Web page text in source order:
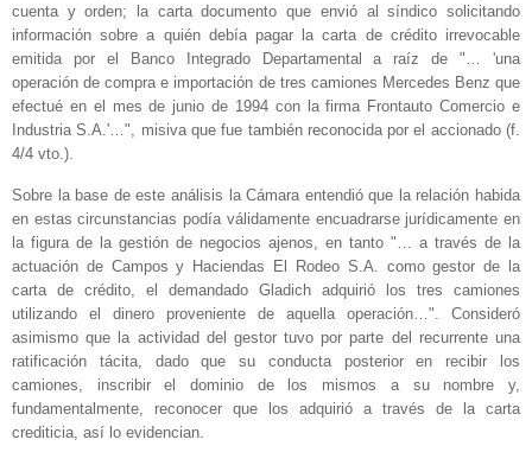
cuenta y orden; la carta documento que envió al síndico solicitando
información sobre a quién debía pagar la carta de crédito irrevocable
emitida por el Banco Integrado Departamental a raíz de "… 'una
operación de compra e importación de tres camiones Mercedes Benz que
efectué en el mes de junio de 1994 con la firma Frontauto Comercio e
Industria S.A.'…", misiva que fue también reconocida por el accionado (f.
4/4 vto.).
Sobre la base de este análisis la Cámara entendió que la relación habida
en estas circunstancias podía válidamente encuadrarse jurídicamente en
la figura de la gestión de negocios ajenos, en tanto "… a través de la
actuación de Campos y Haciendas El Rodeo S.A. como gestor de la
carta de crédito, el demandado Gladich adquirió los tres camiones
utilizando el dinero proveniente de aquella operación…". Consideró
asimismo que la actividad del gestor tuvo por parte del recurrente una
ratificación tácita, dado que su conducta posterior en recibir los
camiones, inscribir el dominio de los mismos a su nombre y,
fundamentalmente, reconocer que los adquirió a través de la carta
crediticia, así lo evidencian.